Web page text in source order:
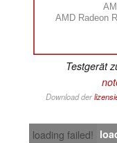
AMD Radeon
Testgerät
Download der
loading failed!